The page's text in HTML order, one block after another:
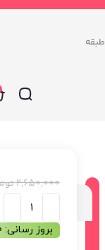
طبقه
توضیحات
نظرات (0)
2,650,000
بروز رسانی: 30 آذر 1404